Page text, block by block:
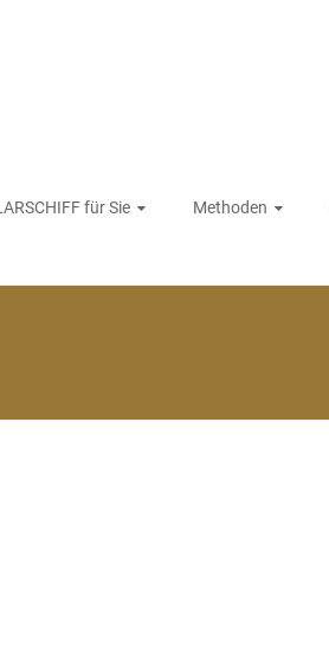
für Sie Methoden